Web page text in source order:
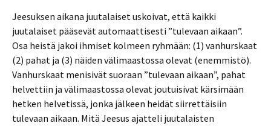
Jeesuksen aikana juutalaiset uskoivat, että kaikki
juutalaiset pääsevät automaattisesti ”tulevaan aikaan”.
Osa heistä jakoi ihmiset kolmeen ryhmään: (1) vanhurskaat
(2) pahat ja (3) näiden välimaastossa olevat (enemmistö).
Vanhurskaat menisivät suoraan ”tulevaan aikaan”, pahat
helvettiin ja välimaastossa olevat joutuisivat kärsimään
hetken helvetissä, jonka jälkeen heidät siirrettäisiin
tulevaan aikaan. Mitä Jeesus ajatteli juutalaisten